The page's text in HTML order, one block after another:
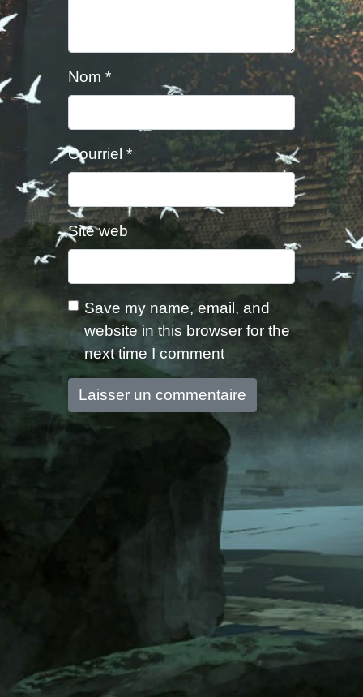
Nom *
Courriel *
Site web
Save my name, email, and
website in this browser for the
next time I comment